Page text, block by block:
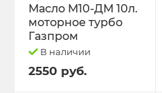
Масло М10-ДМ 10л.
моторное турбо
Газпром
В наличии
2550 руб.